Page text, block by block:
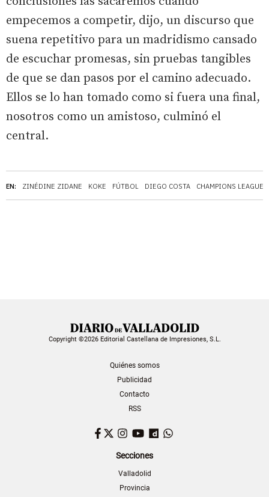
EN: ZINÉDINE ZIDANE KOKE FÚTBOL DIEGO COSTA CHAMPIONS LEAGUE
empecemos a competir, dijo, un discurso que
suena repetitivo para un madridismo cansado
de escuchar promesas, sin pruebas tangibles
de que se dan pasos por el camino adecuado.
Ellos se lo han tomado como si fuera una final,
nosotros como un amistoso, culminó el
central.
Copyright ©2026 Editorial Castellana de Impresiones, S.L.
Quiénes somos
Publicidad
Contacto
RSS
Facebook
TwitterInstagram
YouTubeDailymotion
Secciones
Valladolid
Provincia